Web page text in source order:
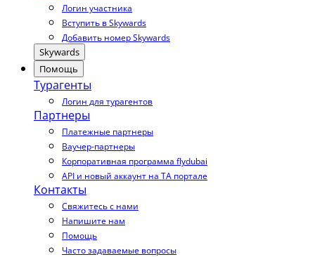
Логин участника
Вступить в Skywards
Добавить номер Skywards
Skywards
Помощь
Турагенты
Логин для турагентов
Партнеры
Платежные партнеры
Ваучер-партнеры
Корпоративная программа flydubai
API и новый аккаунт на TA портале
Контакты
Свяжитесь с нами
Напишите нам
Помощь
Часто задаваемые вопросы